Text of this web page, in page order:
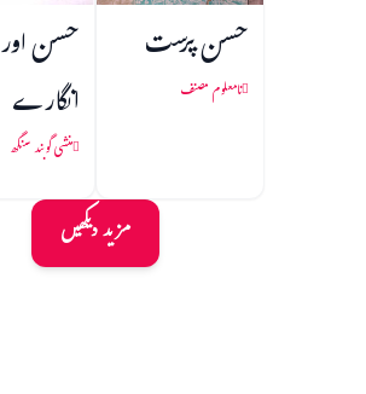
حسن پرست
نامعلوم مصنف
حسن اور
انگارے
منشی گوبند سنگھ
مزید دیکھیں